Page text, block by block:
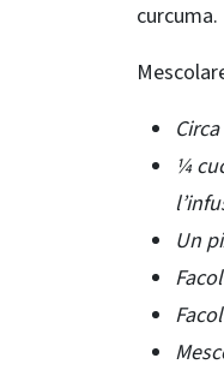
¼
Un